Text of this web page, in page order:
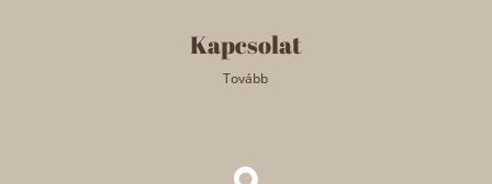
Kapcsolat
Tovább